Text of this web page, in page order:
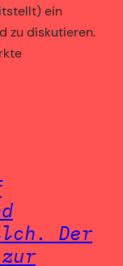
ein
zu diskutieren.
Der